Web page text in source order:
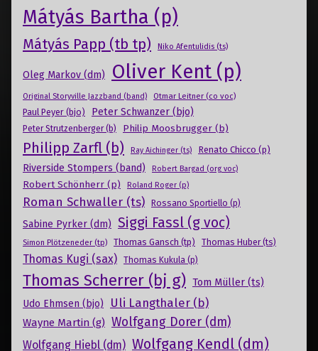
Mátyás Bartha (p)
Mátyás Papp (tb tp) Niko Afentulidis (ts)
Oleg Markov (dm) Oliver Kent (p)
Original Storyville Jazzband (band) Otmar Leitner (co voc)
Paul Peyer (bjo) Peter Schwanzer (bjo)
Peter Strutzenberger (b) Philip Moosbrugger (b)
Philipp Zarfl (b) Ray Aichinger (ts) Renato Chicco (p)
Riverside Stompers (band) Robert Bargad (org voc)
Robert Schönherr (p) Roland Roger (p)
Roman Schwaller (ts) Rossano Sportiello (p)
Sabine Pyrker (dm) Siggi Fassl (g voc)
Simon Plötzeneder (tp) Thomas Gansch (tp) Thomas Huber (ts)
Thomas Kugi (sax) Thomas Kukula (p)
Thomas Scherrer (bj g) Tom Müller (ts)
Udo Ehmsen (bjo)
Uli Langthaler (b)
Wayne Martin (g) Wolfgang Dorer (dm)
Wolfgang Hiebl (dm) Wolfgang Kendl (dm)